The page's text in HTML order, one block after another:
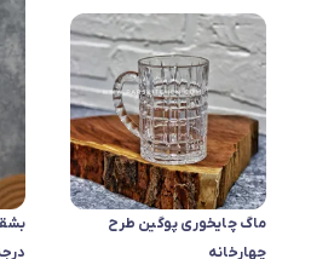
ماگ چایخوری پوگین طرح
چهارخانه